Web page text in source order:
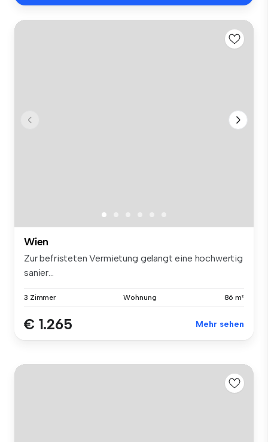
Wien
Zur befristeten Vermietung gelangt eine hochwertig
sanier...
3 Zimmer Wohnung 86 m²
€ 1.265 Mehr sehen